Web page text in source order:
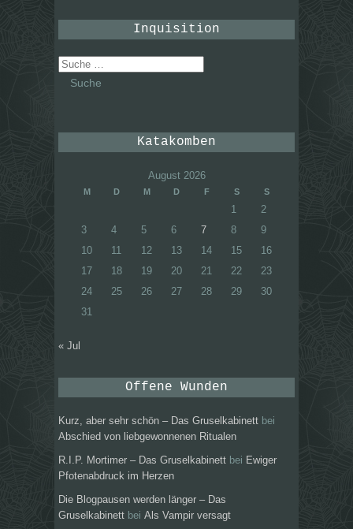
Inquisition
Suche
nach:
Katakomben
August 2026
M D M D F S S
1
2
3
4 5 6 7 8
9
10
11 12 13 14 15
16
17
18 19 20 21 22
23
24
25 26 27 28 29
30
31
« Jul
Offene Wunden
Kurz, aber sehr schön – Das Gruselkabinett bei
Abschied von liebgewonnenen Ritualen
R.I.P. Mortimer – Das Gruselkabinett bei Ewiger
Pfotenabdruck im Herzen
Die Blogpausen werden länger – Das
Gruselkabinett bei Als Vampir versagt